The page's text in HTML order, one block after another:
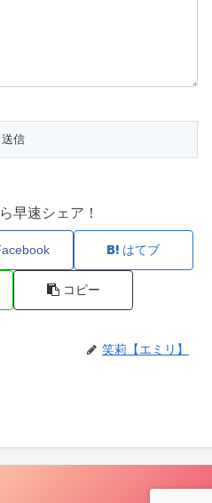
早速シェア！
はてブ
コピー
笑莉【エミリ】